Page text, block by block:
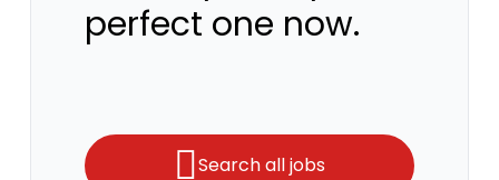
perfect one now.
Search all jobs